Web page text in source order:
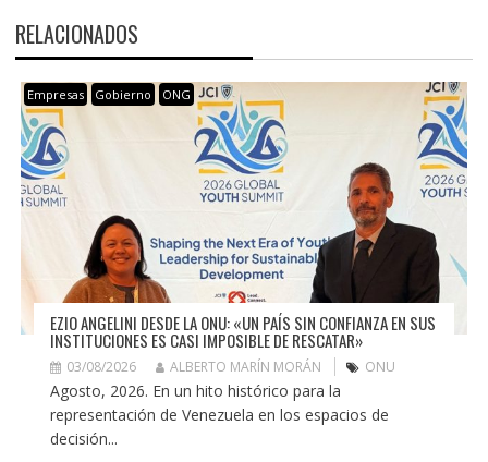
RELACIONADOS
Empresas Gobierno ONG
EZIO ANGELINI DESDE LA ONU: «UN PAÍS SIN CONFIANZA EN SUS
INSTITUCIONES ES CASI IMPOSIBLE DE RESCATAR»
03/08/2026 ALBERTO MARÍN MORÁN ONU
Agosto, 2026. En un hito histórico para la
representación de Venezuela en los espacios de
decisión...